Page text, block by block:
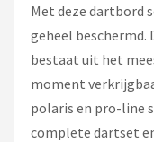
Met deze dartbord
geheel
bestaat uit het
moment
polaris en pro-line
complete dartset